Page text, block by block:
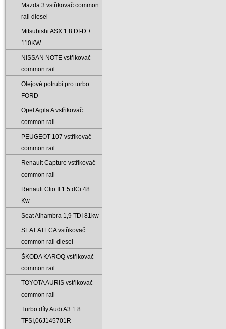
Mazda 3 vstřikovač common
rail diesel
Mitsubishi ASX 1.8 DI-D +
110KW
NISSAN NOTE vstřikovač
common rail
Olejové potrubí pro turbo
FORD
Opel Agila A vstřikovač
common rail
PEUGEOT 107 vstřikovač
common rail
Renault Capture vstřikovač
common rail
Renault Clio II 1.5 dCi 48
Kw
Seat Alhambra 1‚9 TDI 81kw
SEAT ATECA vstřikovač
common rail diesel
ŠKODA KAROQ vstřikovač
common rail
TOYOTA AURIS vstřikovač
common rail
Turbo díly Audi A3 1.8
TFSI‚06J145701R